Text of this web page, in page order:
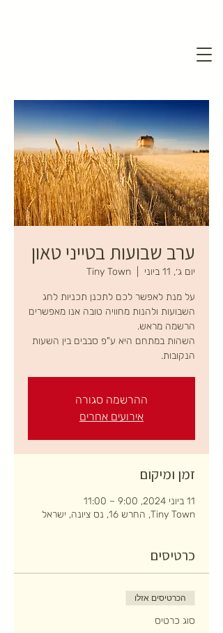
ערב שבועות בטייני טאון
יום ג׳, 11 ביוני Tiny Town
על מנת לאפשר לכם לתכנן תכניות לחג
השבועות ולהנות מחוויה טובה אנו מאפשרים
השהות במתחם היא ע"פ סבבים בין השעות
הנקובות.
ההרשמה סגורה
אירועים אחרים
זמן ומיקום
11 ביוני 2024, 9:00 – 11:00
Tiny Town, החרש 16, נס ציונה, ישראל
כרטיסים
הכרטיסים אזלו
סוג כרטיס